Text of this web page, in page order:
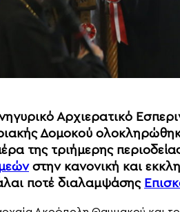
Αρχιερατικό
Δομοκού
της τριήμερης
στην κανονική και
ποτέ διαλαμψάσης